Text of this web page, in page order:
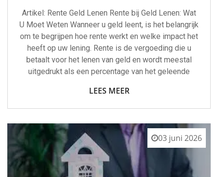
Artikel: Rente Geld Lenen Rente bij Geld Lenen: Wat
U Moet Weten Wanneer u geld leent, is het belangrijk
om te begrijpen hoe rente werkt en welke impact het
heeft op uw lening. Rente is de vergoeding die u
betaalt voor het lenen van geld en wordt meestal
uitgedrukt als een percentage van het geleende
LEES MEER
03 juni 2026